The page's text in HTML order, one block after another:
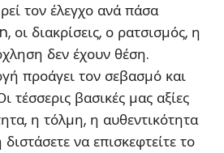
τον έλεγχο ανά πάσα
οι διακρίσεις, ο ρατσισμός, η
δεν έχουν θέση.
προάγει τον σεβασμό και
τέσσερις βασικές μας αξίες
η τόλμη, η αυθεντικότητα
να επισκεφτείτε το